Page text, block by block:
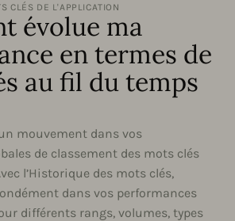
CLÉS DE L'APPLICATION
évolue ma
en termes de
au fil du temps
mouvement dans vos
de classement des mots clés
l’Historique des mots clés,
dans vos performances
différents rangs, volumes, types